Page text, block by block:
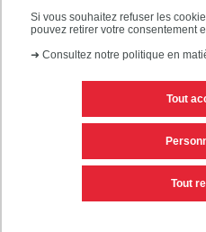
Si vous souhaitez refuser les
pouvez retirer votre consentement
➜ Consultez notre politique en
Tout
Tout
Mentions
Personnaliser les cookies